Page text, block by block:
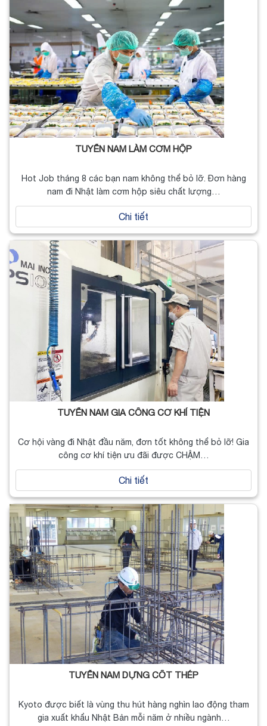
TUYỂN NAM LÀM CƠM HỘP
Hot Job tháng 8 các bạn nam không thể bỏ lỡ. Đơn hàng
nam đi Nhật làm cơm hộp siêu chất lượng…
Chi tiết
TUYỂN NAM GIA CÔNG CƠ KHÍ TIỆN
Cơ hội vàng đi Nhật đầu năm, đơn tốt không thể bỏ lỡ! Gia
công cơ khí tiện ưu đãi được CHẬM…
Chi tiết
TUYỂN NAM DỰNG CỐT THÉP
Kyoto được biết là vùng thu hút hàng nghìn lao động tham
gia xuất khẩu Nhật Bản mỗi năm ở nhiều ngành…